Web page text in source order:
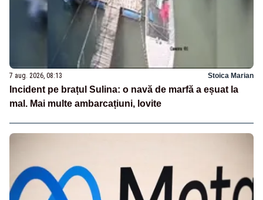
7 aug. 2026, 08:13 Stoica Marian
Incident pe brațul Sulina: o navă de marfă a eșuat la
mal. Mai multe ambarcațiuni, lovite